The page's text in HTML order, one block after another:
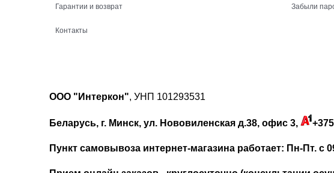
Гарантии и возврат
Контакты
Забыли
ООО "Интеркон", УНП 101293531
Беларусь, г. Минск, ул. Нововиленская д.38, офис 3,
Пункт самовывоза интернет-магазина работает: Пн-Пт. с